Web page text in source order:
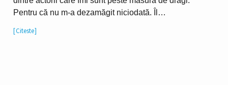
Pentru că nu m-a dezamăgit niciodată. Îl…
Citeste